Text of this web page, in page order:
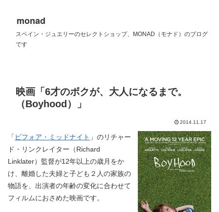
monad
スペイン・ジュエリーのセレクトショップ、MONAD（モナド）のブログ
です
映画「6才のボクが、大人になるまで。
（Boyhood）」
2014.11.17
「 ビフォア・ミッドナイト 」のリチャー
ド・リンクレイター（Richard
Linklater）監督が12年以上の歳月をか
け、離婚した夫婦と子ども２人の家族の
物語を、出演者の年齢の変化に合わせて
フィルムにおさめた映画です。